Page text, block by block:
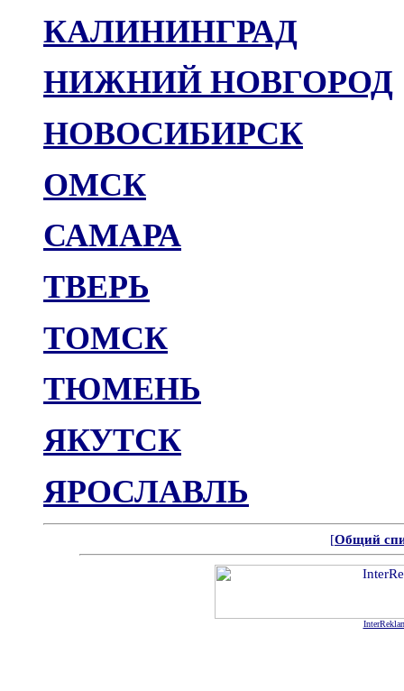
КАЛИНИНГРАД
НИЖНИЙ НОВГОРОД
НОВОСИБИРСК
ОМСК
САМАРА
ТВЕРЬ
ТОМСК
ТЮМЕНЬ
ЯКУТСК
ЯРОСЛАВЛЬ
[Общий